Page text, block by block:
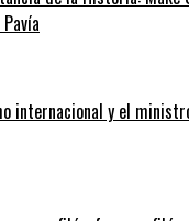
internacional y el